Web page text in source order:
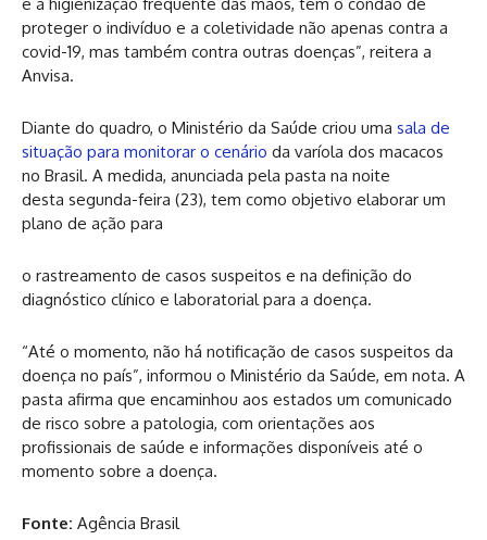
proteger o indivíduo e a coletividade não apenas contra a
covid-19, mas também contra outras doenças”, reitera a
Anvisa.
Diante do quadro, o Ministério da Saúde criou uma sala de
situação para monitorar o cenário da varíola dos macacos
no Brasil. A medida, anunciada pela pasta na noite
desta segunda-feira (23), tem como objetivo elaborar um
plano de ação para
o rastreamento de casos suspeitos e na definição do
diagnóstico clínico e laboratorial para a doença.
“Até o momento, não há notificação de casos suspeitos da
doença no país”, informou o Ministério da Saúde, em nota. A
pasta afirma que encaminhou aos estados um comunicado
de risco sobre a patologia, com orientações aos
profissionais de saúde e informações disponíveis até o
momento sobre a doença.
Fonte: Agência Brasil